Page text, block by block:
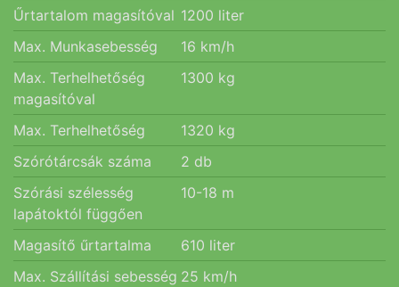
Űrtartalom magasítóval 1200 liter
Max. Munkasebesség
16 km/h
Max. Terhelhetőség
magasítóval
1300 kg
Max. Terhelhetőség 1320 kg
Szórótárcsák száma
2 db
Szórási szélesség
lapátoktól függően
10-18 m
Magasítő űrtartalma 610 liter
Max. Szállítási sebesség 25 km/h